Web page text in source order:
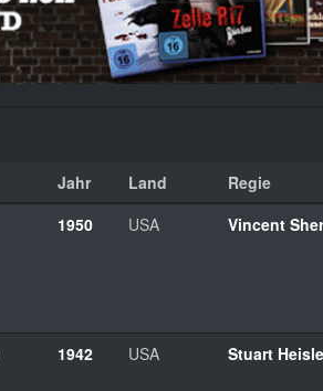
Jahr Land Regie
1950 USA Vincent
1942 USA Stuart